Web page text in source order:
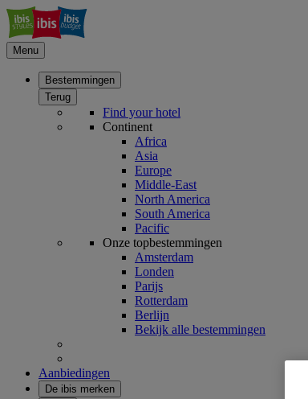
Menu
Bestemmingen
Terug
Find your hotel
Continent
Africa
Asia
Europe
Middle-East
North America
South America
Pacific
Onze topbestemmingen
Amsterdam
Londen
Parijs
Rotterdam
Berlijn
Bekijk alle bestemmingen
Aanbiedingen
De ibis merken